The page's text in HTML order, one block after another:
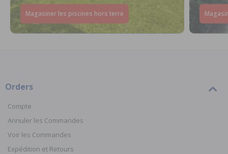
Magasiner les piscines hors terre
Orders
Compte
Annuler les Commandes
Voir les Commandes
Expédition et Retours